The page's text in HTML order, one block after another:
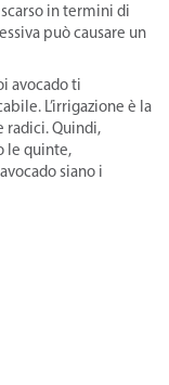
in termini di
può causare un
avocado ti
L’irrigazione è la
radici. Quindi,
le quinte,
siano i